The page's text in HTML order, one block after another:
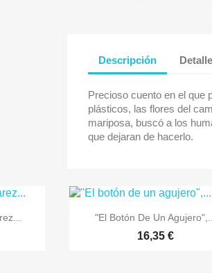
Descripción
Precioso cuento en el que
plásticos, las flores del
mariposa, buscó a los
que dejaran de hacerlo.
 Vista rápida
"El Botón De Un
16,35 €